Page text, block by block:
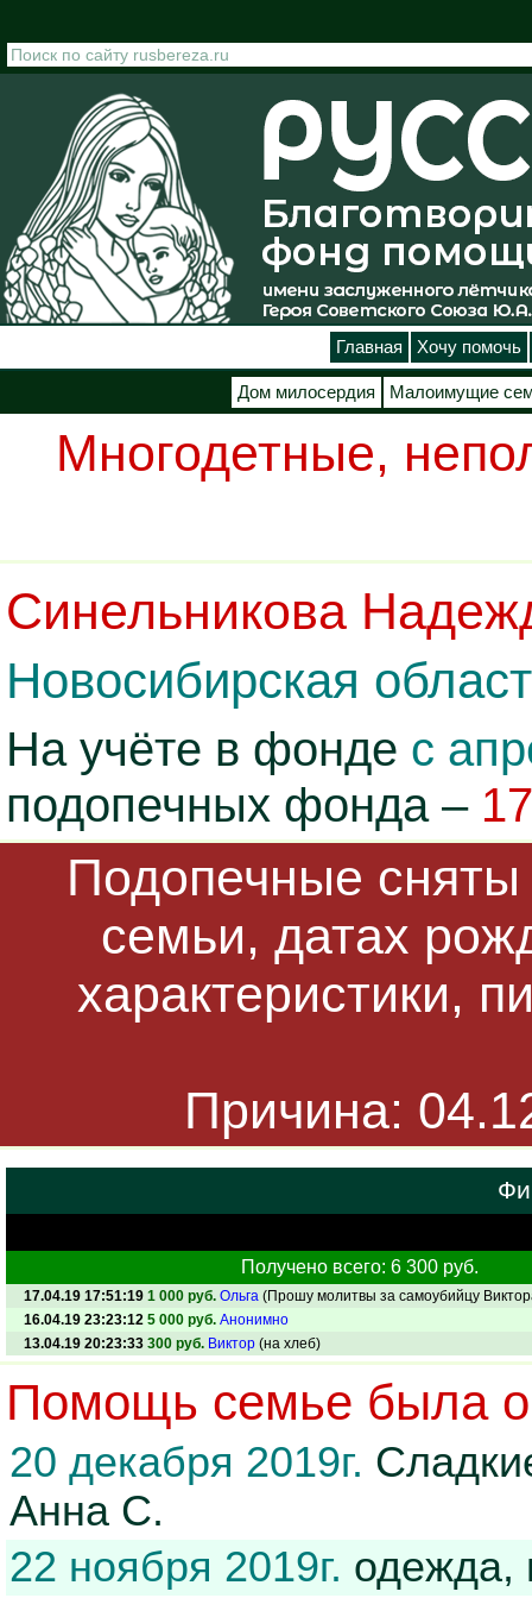
Главная Хочу помочь
Дом милосердия Малоимущие
Многодетные,
Синельникова
Новосибирская
На учёте в фонде с
подопечных фонда –
Подопечные
семьи, датах
характеристики,
Причина:
Получено всего: 6 300 руб.
17.04.19 17:51:19 1 000 руб. Ольга (Прошу молитвы за самоубийцу
16.04.19 23:23:12 5 000 руб. Анонимно
13.04.19 20:23:33 300 руб. Виктор (на хлеб)
Помощь семье была
20 декабря 2019г.
Анна С.
22 ноября 2019г. одежда,